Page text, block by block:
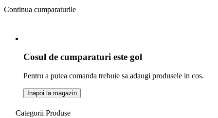
Continua cumparaturile
Cosul de cumparaturi este gol
Pentru a putea comanda trebuie sa adaugi produsele in cos.
Inapoi la magazin
Categorii Produse